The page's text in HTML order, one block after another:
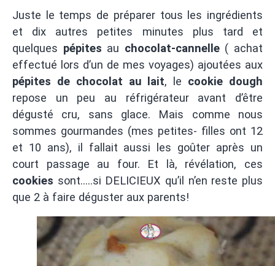
Juste le temps de préparer tous les ingrédients
et dix autres petites minutes plus tard et
quelques pépites au chocolat-cannelle( achat
effectué lors d’un de mes voyages) ajoutées aux
pépites de chocolat au lait, le cookie dough
repose un peu au réfrigérateur avant d’être
dégusté cru, sans glace. Mais comme nous
sommes gourmandes (mes petites- filles ont 12
et 10 ans), il fallait aussi les goûter après un
court passage au four. Et là, révélation, ces
cookies sont…..si DELICIEUX qu’il n’en reste plus
que 2 à faire déguster aux parents!